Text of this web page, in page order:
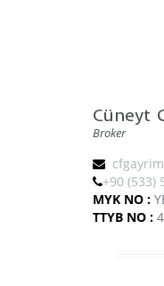
Cüneyt
Broker
+90 (533)
MYK NO :
TTYB NO :